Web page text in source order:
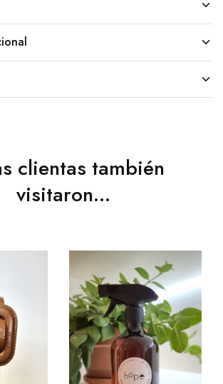
clientas también
visitaron...